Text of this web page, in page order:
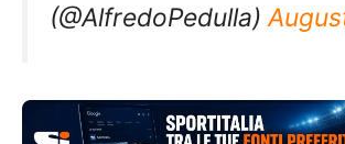
(@AlfredoPedulla)